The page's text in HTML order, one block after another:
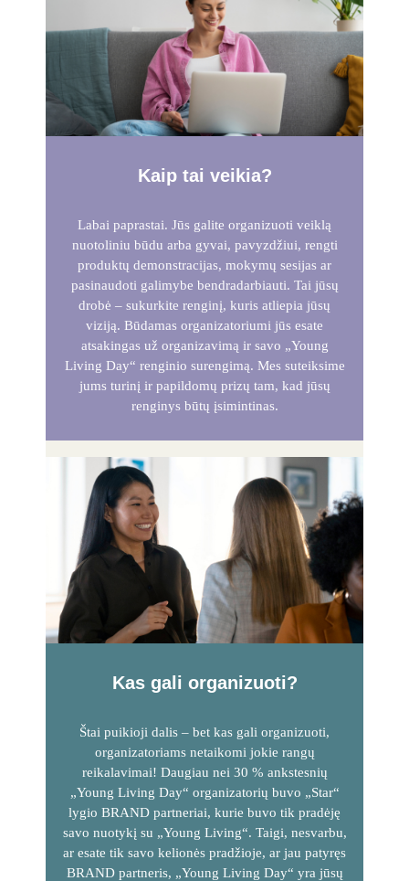
Kaip tai veikia?
Labai paprastai. Jūs galite organizuoti veiklą
nuotoliniu būdu arba gyvai, pavyzdžiui, rengti
produktų demonstracijas, mokymų sesijas ar
pasinaudoti galimybe bendradarbiauti. Tai jūsų
drobė – sukurkite renginį, kuris atliepia jūsų
viziją. Būdamas organizatoriumi jūs esate
atsakingas už organizavimą ir savo „Young
Living Day“ renginio surengimą. Mes suteiksime
jums turinį ir papildomų prizų tam, kad jūsų
renginys būtų įsimintinas.
Kas gali organizuoti?
Štai puikioji dalis – bet kas gali organizuoti,
organizatoriams netaikomi jokie rangų
reikalavimai! Daugiau nei 30 % ankstesnių
„Young Living Day“ organizatorių buvo „Star“
lygio BRAND partneriai, kurie buvo tik pradėję
savo nuotykį su „Young Living“. Taigi, nesvarbu,
ar esate tik savo kelionės pradžioje, ar jau patyręs
BRAND partneris, „Young Living Day“ yra jūsų